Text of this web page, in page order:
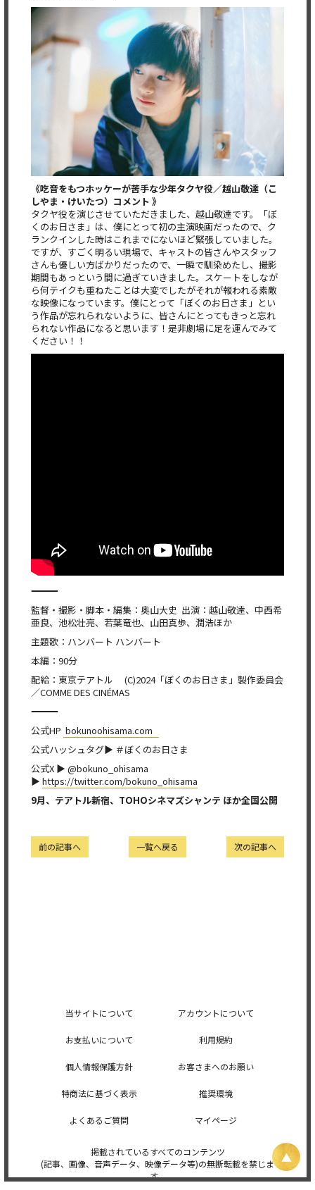
《吃音をもつホッケーが苦手な少年タクヤ役／越山敬達（こ
しやま・けいたつ）コメント 》
タクヤ役を演じさせていただきました、越山敬達です。「ぼ
くのお日さま」は、僕にとって初の主演映画だったので、ク
ランクインした時はこれまでにないほど緊張していました。
ですが、すごく明るい現場で、キャストの皆さんやスタッフ
さんも優しい方ばかりだったので、一瞬で馴染めたし、撮影
期間もあっという間に過ぎていきました。スケートをしなが
ら何テイクも重ねたことは大変でしたがそれが報われる素敵
な映像になっています。僕にとって「ぼくのお日さま」とい
う作品が忘れられないように、皆さんにとってもきっと忘れ
られない作品になると思います！是非劇場に足を運んでみて
ください！！
―――――――――――――――――――――――――――――――――――――――――――――――――
監督・撮影・脚本・編集：奥山大史 出演：越山敬達、中西希
亜良、池松壮亮、若葉竜也、山田真歩、潤浩ほか
主題歌：ハンバート ハンバート
本編：90分
配給：東京テアトル (C)2024「ぼくのお日さま」製作委員会
／COMME DES CINÉMAS
―――――――――――――――――――――――――――――――――――――――――――――――――
公式HP bokunoohisama.com
公式ハッシュタグ▶︎ ＃ぼくのお日さま
公式X ▶ @bokuno_ohisama
▶ https://twitter.com/bokuno_ohisama
9月、テアトル新宿、 TOHOシネマズシャンテ ほか全国公開
次の記事へ
一覧へ戻る
前の記事へ
当サイトについて アカウントについて
お支払いについて 利用規約
個人情報保護方針 お客さまへのお願い
特商法に基づく表示 推奨環境
よくあるご質問 マイページ
掲載されているすべてのコンテンツ
(記事、画像、音声データ、映像データ等)の無断転載を禁じま
す。